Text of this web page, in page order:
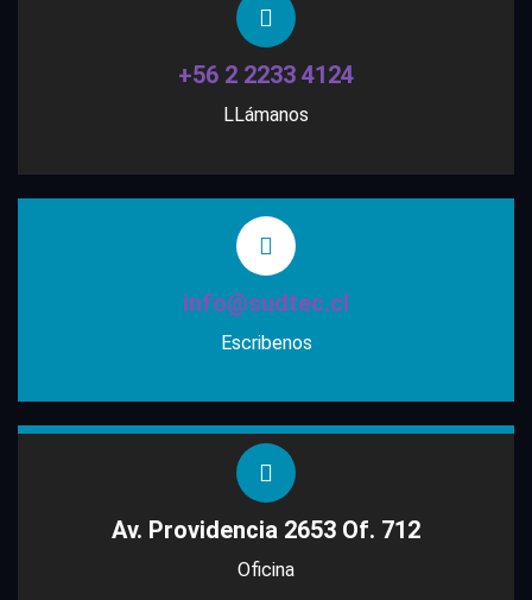
+56 2 2233 4124
LLámanos
info@sudtec.cl
Escribenos
Av. Providencia 2653 Of. 712
Oficina